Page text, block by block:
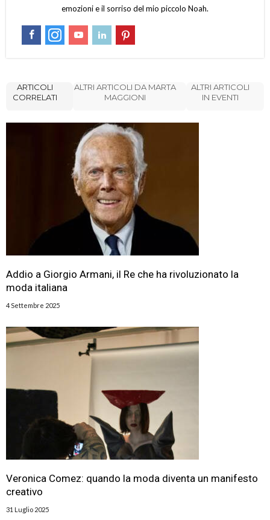
emozioni e il sorriso del mio piccolo Noah.
ARTICOLI
CORRELATI
ALTRI ARTICOLI DA MARTA
MAGGIONI
ALTRI ARTICOLI
IN EVENTI
Addio a Giorgio Armani, il Re che ha rivoluzionato la
moda italiana
4 Settembre 2025
Veronica Comez: quando la moda diventa un manifesto
creativo
31 Luglio 2025